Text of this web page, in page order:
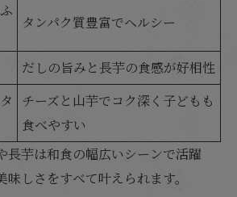
タンパク質豊富でヘルシー
だしの旨みと長芋の食感が好相性
チーズと山芋でコク深く子どもも
食べやすい
長芋は和食の幅広いシーンで活躍
味しさをすべて叶えられます。